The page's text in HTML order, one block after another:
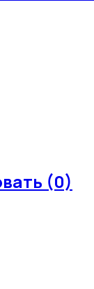
(0)